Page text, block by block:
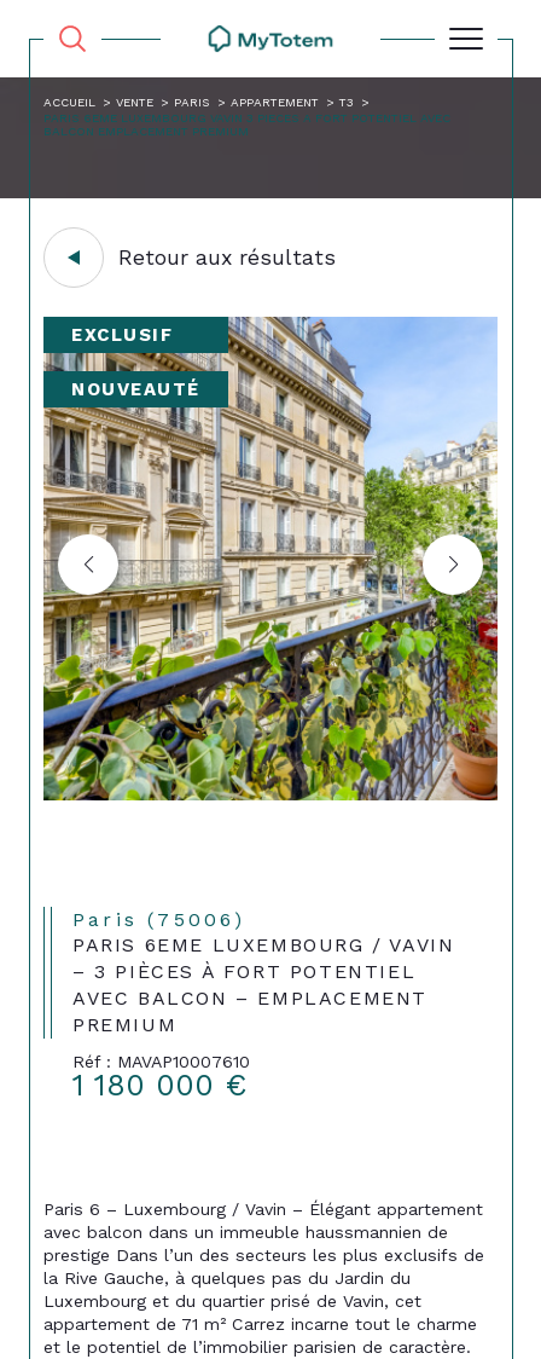
ACCUEIL VENTE PARIS APPARTEMENT
T3
PARIS 6EME LUXEMBOURG VAVIN 3 PIECES A FORT POTENTIEL AVEC
BALCON EMPLACEMENT PREMIUM
Retour aux résultats
EXCLUSIF
NOUVEAUTÉ
Paris (75006)
PARIS 6EME LUXEMBOURG / VAVIN
– 3 PIÈCES À FORT POTENTIEL
AVEC BALCON – EMPLACEMENT
PREMIUM
Réf : MAVAP10007610
1 180 000 €
Paris 6 – Luxembourg / Vavin – Élégant appartement
avec balcon dans un immeuble haussmannien de
prestige Dans l’un des secteurs les plus exclusifs de
la Rive Gauche, à quelques pas du Jardin du
Luxembourg et du quartier prisé de Vavin, cet
appartement de 71 m² Carrez incarne tout le charme
et le potentiel de l’immobilier parisien de caractère.